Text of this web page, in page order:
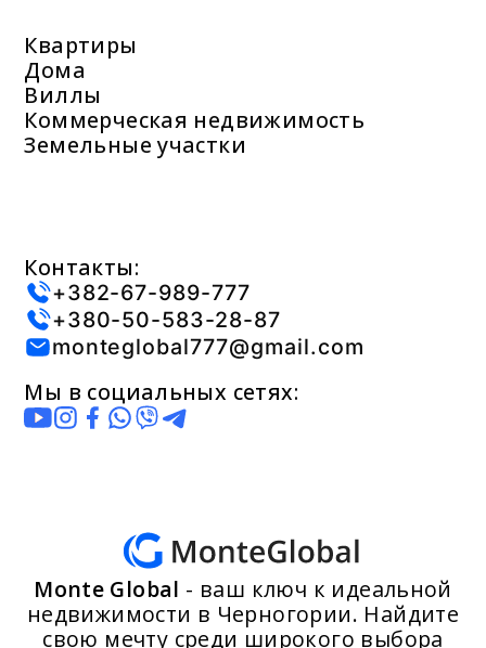
Квартиры
Дома
Виллы
Коммерческая недвижимость
Земельные участки
Контакты:
+382-67-989-777
+380-50-583-28-87
monteglobal777@gmail.com
Мы в социальных сетях:
Monte Global - ваш ключ к идеальной
недвижимости в Черногории. Найдите
свою мечту среди широкого выбора